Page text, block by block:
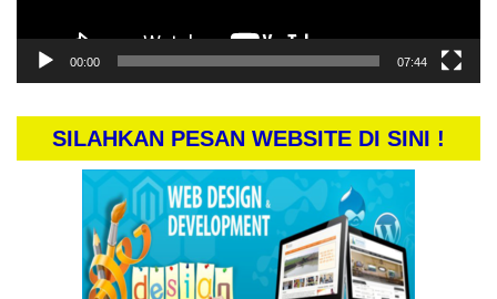
00:00 07:44
SILAHKAN PESAN WEBSITE DI SINI !